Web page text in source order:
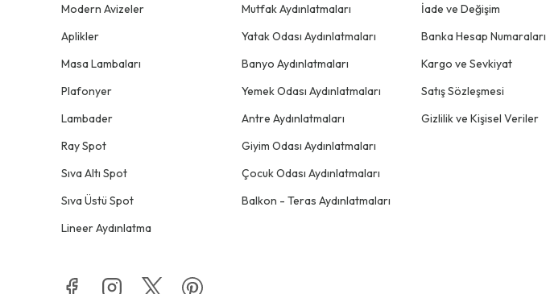
Modern Avizeler
Aplikler
Masa Lambaları
Plafonyer
Lambader
Ray Spot
Sıva Altı Spot
Sıva Üstü Spot
Lineer Aydınlatma
Mutfak Aydınlatmaları
Yatak Odası Aydınlatmaları
Banyo Aydınlatmaları
Yemek Odası Aydınlatmaları
Antre Aydınlatmaları
Giyim Odası Aydınlatmaları
Çocuk Odası Aydınlatmaları
Balkon - Teras Aydınlatmaları
İade ve Değişim
Banka Hesap Numaraları
Kargo ve Sevkiyat
Satış Sözleşmesi
Gizlilik ve Kişisel Veriler